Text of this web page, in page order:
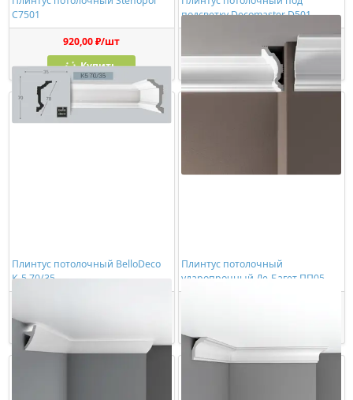
C7501
920,00 ₽/шт
Купить
подсветку Decomaster D501
1273,00 ₽/шт
Купить
Плинтус потолочный BelloDeco
К-5 70/35
Плинтус потолочный
ударопрочный Де-Багет ПП05